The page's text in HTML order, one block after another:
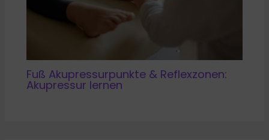
Fuß Akupressurpunkte & Reflexzonen:
Akupressur lernen